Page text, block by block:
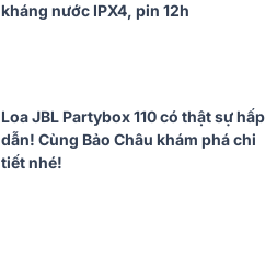
kháng nước IPX4, pin 12h
Loa JBL Partybox 110 có thật sự hấp
dẫn! Cùng Bảo Châu khám phá chi
tiết nhé!